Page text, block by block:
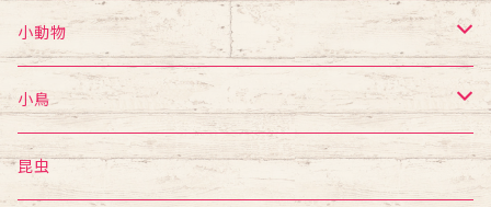
食器・給水ボトル
かじり木・おもちゃ
ゲージ・ハウス
フード・おやつ
食器・給水ボトル
かじり木・おもちゃ
小動物
フード・おやつ
食器・給水ボトル
小鳥
mania
昆虫